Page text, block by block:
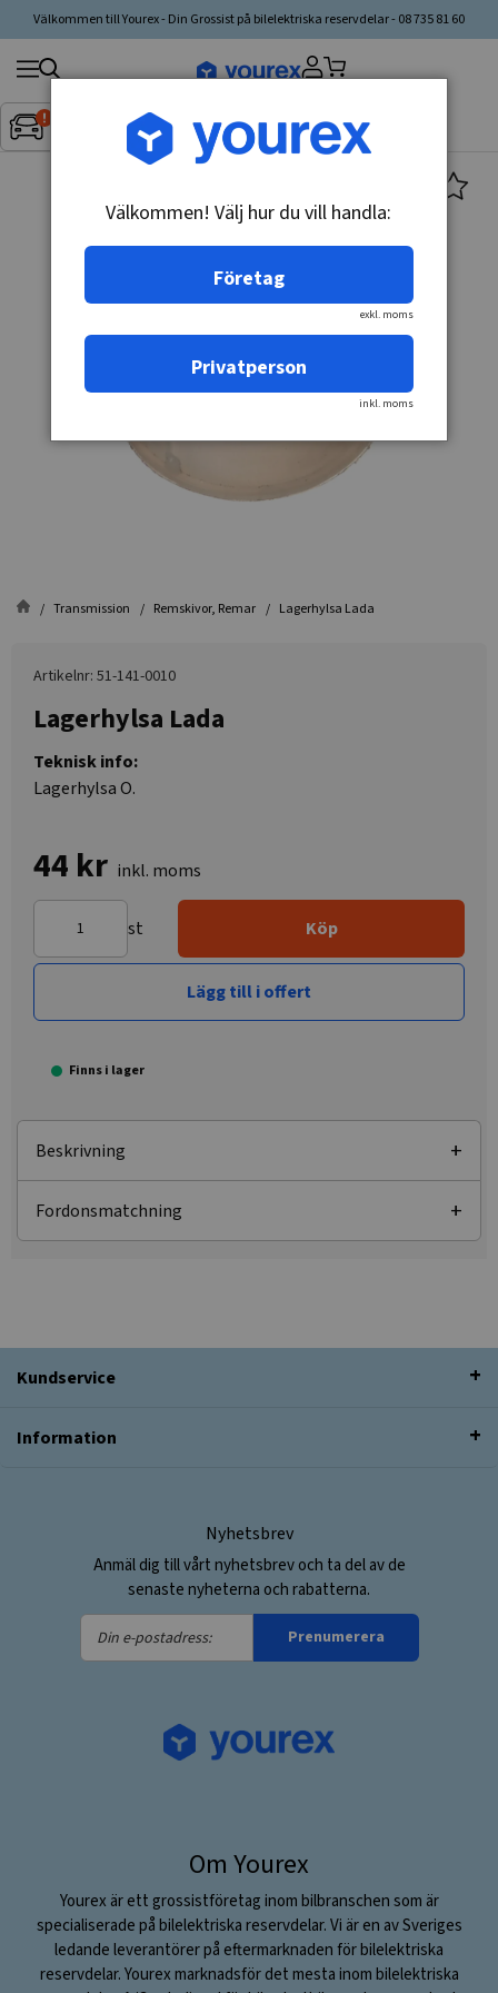
Välkommen till Yourex - Din Grossist på bilelektriska reservdelar - 08 735 81 60
Inget fordon valt▼
Sök
produkt,
tillverkare,
Transmission Remskivor, Remar Lagerhylsa Lada
Artikelnr: 51-141-0010
Lagerhylsa Lada
Teknisk info:
Lagerhylsa O.
44 kr inkl. moms
st Köp
Lägg till i offert
Finns i lager
Beskrivning
Fordonsmatchning
Kundservice
Information
Nyhetsbrev
Anmäl dig till vårt nyhetsbrev och ta del av de
senaste nyheterna och rabatterna.
Din
e-
Prenumerera
Om Yourex
Yourex är ett grossistföretag inom bilbranschen som är
specialiserade på bilelektriska reservdelar. Vi är en av Sveriges
ledande leverantörer på eftermarknaden för bilelektriska
reservdelar. Yourex marknadsför det mesta inom bilelektriska
Välkommen! Välj hur du vill handla:
Företag
exkl. moms
Privatperson
inkl. moms